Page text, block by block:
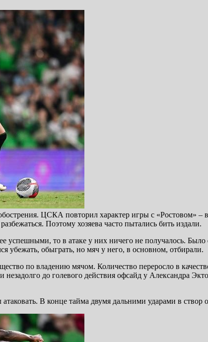
ЦСКА повторил характер игры с «Ростовом»
Поэтому хозяева часто пытались бить издали.
успешными, то в атаке у них ничего не получалось.
обыграть, но мяч у него, в основном, отбирали.
по владению мячом. Количество переросло в
до голевого действия офсайд у Александра
В конце тайма двумя дальними ударами в створ